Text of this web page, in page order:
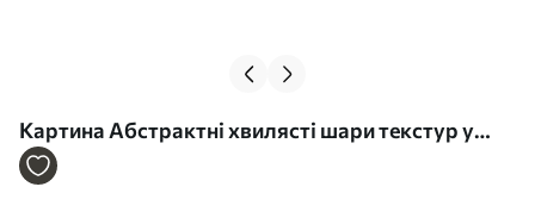
Картина Абстрактні хвилясті шари текстур у
відтінках теракоти, бежевого та кремового Арт.